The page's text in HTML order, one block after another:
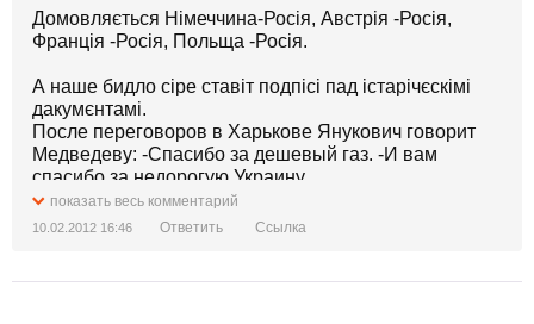
Домовляється Німеччина-Росія, Австрія -Росія,
Франція -Росія, Польща -Росія.
А наше бидло сіре ставіт подпісі пад істарічєскімі
дакумєнтамі.
После переговоров в Харькове Янукович говорит
Медведеву: -Спасибо за дешевый газ. -И вам
спасибо за недорогую Украину.
показать весь комментарий
10.02.2012 16:46 Ответить Ссылка